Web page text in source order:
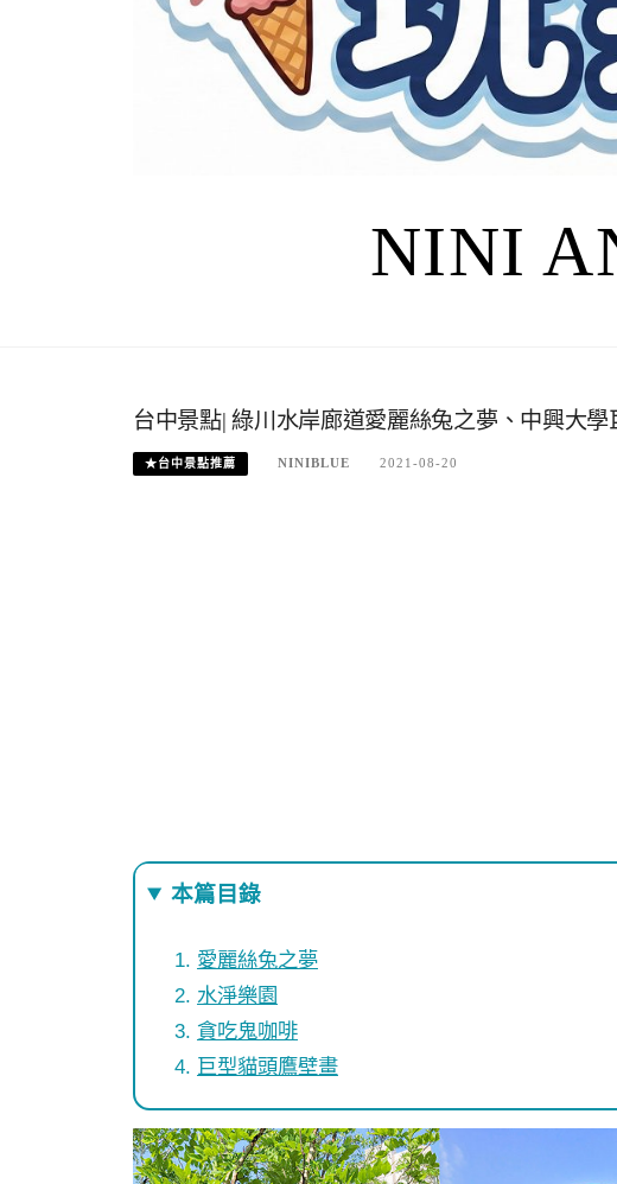
NINI
台中景點| 綠川水岸廊道愛麗絲兔之夢、中興大
★台中景點推薦 NINIBLUE 2021-08-20
本篇目錄
愛麗絲兔之夢
水淨樂園
貪吃鬼咖啡
巨型貓頭鷹壁畫